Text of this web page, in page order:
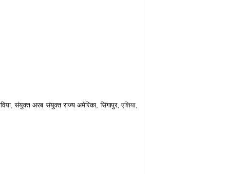
संयुक्त अरब संयुक्त राज्य अमेरिका, सिंगापुर, एशिया,